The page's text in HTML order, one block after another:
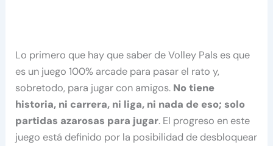
Lo primero que hay que saber de Volley Pals es que
es un juego 100% arcade para pasar el rato y,
sobretodo, para jugar con amigos. No tiene
historia, ni carrera, ni liga, ni nada de eso; solo
partidas azarosas para jugar. El progreso en este
juego está definido por la posibilidad de desbloquear